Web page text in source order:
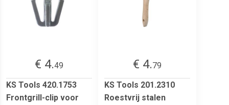
€ 4.49
KS Tools 420.1753
Frontgrill-clip voor
€ 4.79
KS Tools 201.2310
Roestvrij stalen